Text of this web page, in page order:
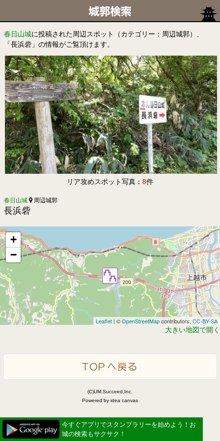
春日山城に投稿された周辺スポット（カテゴリー：周辺城郭）、
「長浜砦」の情報がご覧頂けます。
リア攻めスポット写真： 8件
春日山城 周辺城郭
長浜砦
+
−
Leaflet | ©OpenStreetMapcontributors,CC-BY-SA
大きい地図で開く
(C)UM.Succeed,Inc.
Powered by idea canvas
今すぐアプリでスタンプラリーを始めよう！お
城の検索もサクサク！